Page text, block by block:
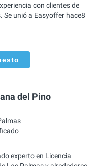
con clientes de
Se unió a Easyoffer hace8
del Pino
experto en Licencia